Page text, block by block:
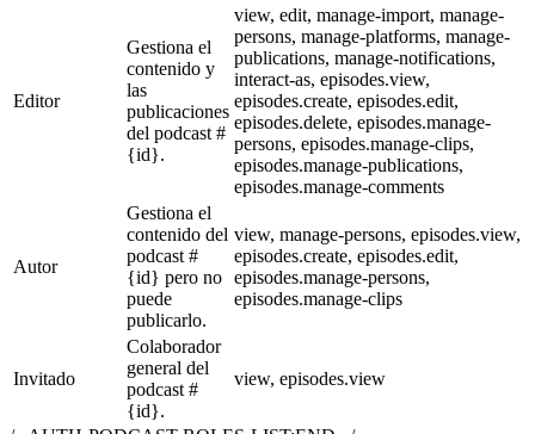
Editor
Gestiona el
contenido y
las
publicaciones
del podcast #
{id}.
view, edit, manage-import, manage-
persons, manage-platforms, manage-
publications, manage-notifications,
interact-as, episodes.view,
episodes.create, episodes.edit,
episodes.delete, episodes.manage-
persons, episodes.manage-clips,
episodes.manage-publications,
episodes.manage-comments
Autor
Gestiona el
contenido del
podcast #
{id} pero no
puede
publicarlo.
view, manage-persons, episodes.view,
episodes.create, episodes.edit,
episodes.manage-persons,
episodes.manage-clips
Invitado
Colaborador
general del
podcast #
{id}.
view, episodes.view